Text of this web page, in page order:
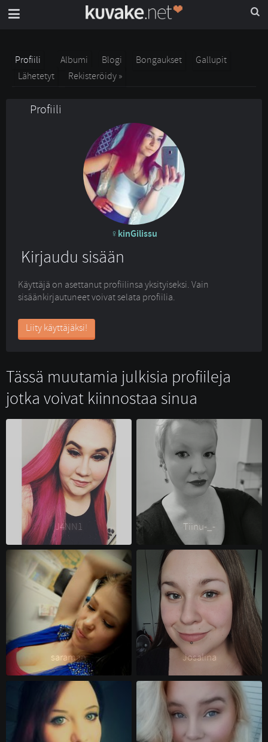
Profiili Albumi Blogi Bongaukset
Gallupit
Lähetetyt
Rekisteröidy »
Profiili
kinGilissu
Kirjaudu sisään
Käyttäjä on asettanut profiilinsa yksityiseksi. Vain
sisäänkirjautuneet voivat selata profiilia.
Liity käyttäjäksi!
Tässä muutamia julkisia profiileja
jotka voivat kiinnostaa sinua
J4NN1 Tiinu-_-
saraman Josalina